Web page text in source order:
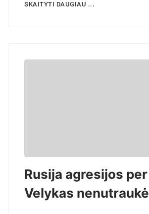
SKAITYTI DAUGIAU ...
Rusija agresijos per
Velykas nenutraukė